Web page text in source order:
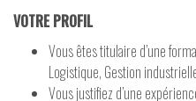
VOTRE PROFIL
Vous êtes titulaire d’une
Logistique, Gestion
Vous justifiez d’une